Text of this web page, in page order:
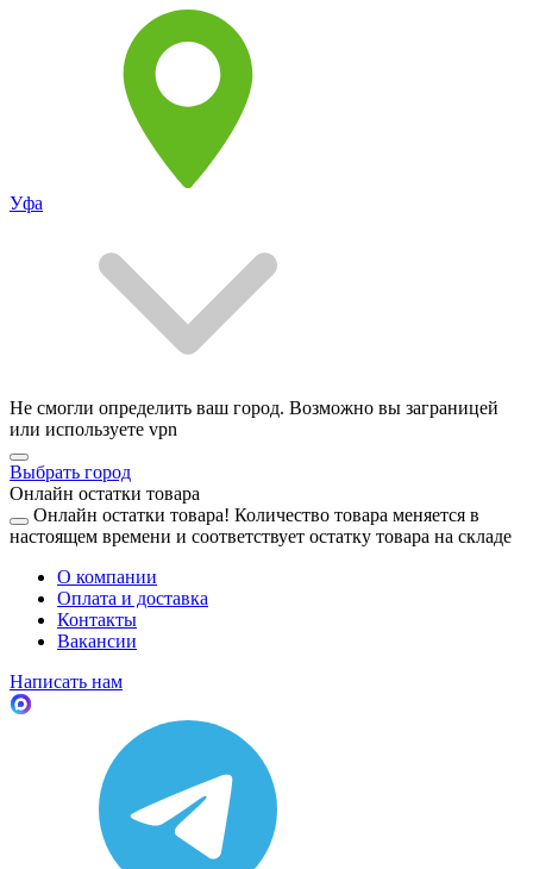
Уфа
Не смогли определить ваш город. Возможно вы заграницей
или используете vpn
Выбрать город
Онлайн остатки товара
Онлайн остатки товара! Количество товара меняется в
настоящем времени и соответствует остатку товара на складе
О компании
Оплата и доставка
Контакты
Вакансии
Написать нам